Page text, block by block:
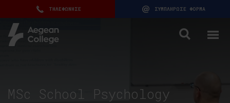
ΤΗΛΕΦΩΝΗΣΕ ΣΥΜΠΛΗΡΩΣΕ ΦΟΡΜΑ
MSc School Psychology